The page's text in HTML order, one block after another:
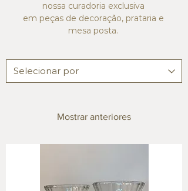
nossa curadoria exclusiva
em peças de decoração, prataria e
mesa posta.
Mostrar anteriores